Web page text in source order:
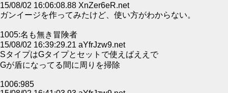
15/08/02 16:06:08.88 XnZer6eR.net
ガンイージを作ってみたけど、使い方がわからない。
1005:名も無き冒険者
15/08/02 16:39:29.21 aYfrJzw9.net
SタイプはGタイプとセットで使えばええで
Gが盾になってる間に周りを掃除
1006:985